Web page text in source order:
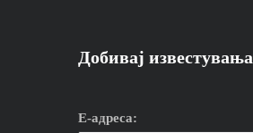
Добивај известувања
Е-адреса: